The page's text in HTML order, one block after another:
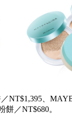
NT$1,395、
餅／NT$680。